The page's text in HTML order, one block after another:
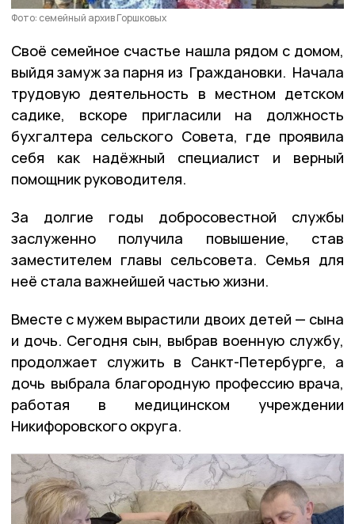
Фото: семейный архив Горшковых
Своё семейное счастье нашла рядом с домом,
выйдя замуж за парня из Граждановки. Начала
трудовую деятельность в местном детском
садике, вскоре пригласили на должность
бухгалтера сельского Совета, где проявила
себя как надёжный специалист и верный
помощник руководителя.
За долгие годы добросовестной службы
заслуженно получила повышение, став
заместителем главы сельсовета. Семья для
неё стала важнейшей частью жизни.
Вместе с мужем вырастили двоих детей — сына
и дочь. Сегодня сын, выбрав военную службу,
продолжает служить в Санкт-Петербурге, а
дочь выбрала благородную профессию врача,
работая в медицинском учреждении
Никифоровского округа.